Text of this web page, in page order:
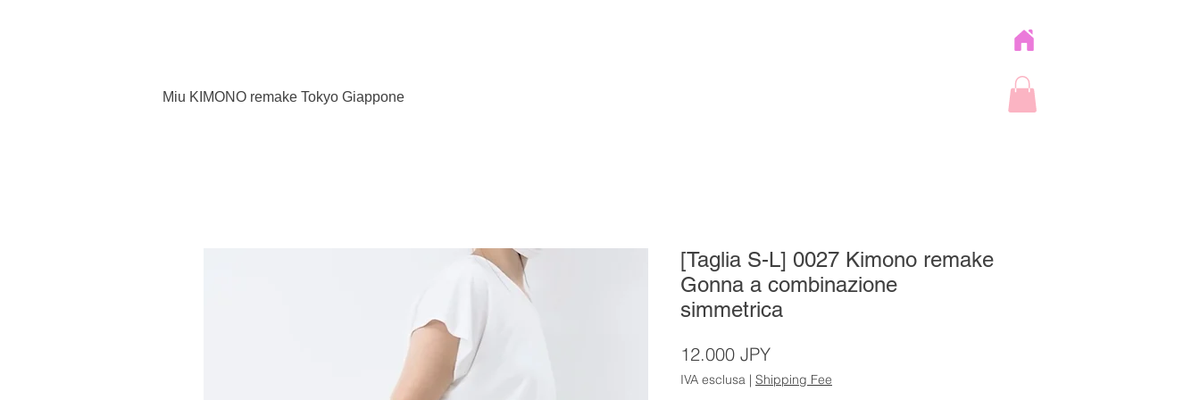
Miu KIMONO remake Tokyo Giappone
[Taglia S-L] 0027 Kimono remake
Gonna a combinazione
simmetrica
12.000 JPYPrezzo
IVA esclusa | Shipping Fee